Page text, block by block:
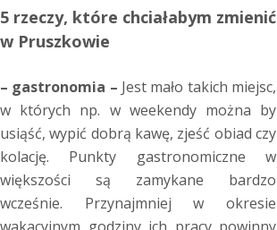
5 rzeczy, które chciałabym zmienić
w Pruszkowie
– gastronomia – Jest mało takich miejsc,
w których np. w weekendy można by
usiąść, wypić dobrą kawę, zjeść obiad czy
kolację. Punkty gastronomiczne w
większości są zamykane bardzo
wcześnie. Przynajmniej w okresie